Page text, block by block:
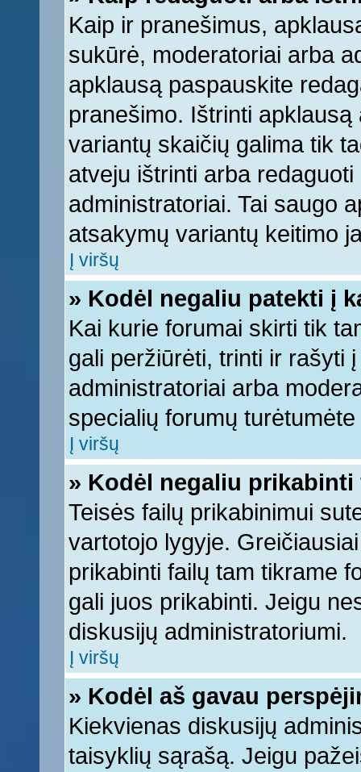
Kaip ir pranešimus,
sukūrė, moderatoriai arba
apklausą paspauskite
pranešimo. Ištrinti
variantų skaičių galima tik
atveju ištrinti arba
administratoriai. Tai saugo
atsakymų variantų keitimo
Į viršų
» Kodėl negaliu patekti į
Kai kurie forumai skirti tik
gali peržiūrėti, trinti ir rašyti
administratoriai arba
specialių forumų
Į viršų
» Kodėl negaliu prikabinti
Teisės failų prikabinimui
vartotojo lygyje.
prikabinti failų tam tikrame
gali juos prikabinti. Jeigu
diskusijų administratoriumi.
Į viršų
» Kodėl aš gavau
Kiekvienas diskusijų
taisyklių sąrašą. Jeigu